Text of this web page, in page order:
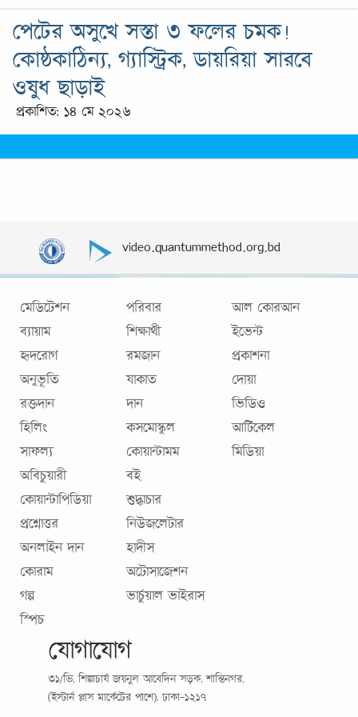
পেটের অসুখে সস্তা ৩ ফলের চমক!
কোষ্ঠকাঠিন্য, গ্যাস্ট্রিক, ডায়রিয়া সারবে
ওষুধ ছাড়াই
প্রকাশিত: ১৪ মে ২০২৬
video.quantummethod.org.bd
মেডিটেশন
ব্যায়াম
হৃদরোগ
অনুভূতি
রক্তদান
হিলিং
সাফল্য
পরিবার
শিক্ষার্থী
রমজান
যাকাত
দান
কসমোস্কুল
কোয়ান্টামম
আল কোরআন
ইভেন্ট
প্রকাশনা
দোয়া
ভিডিও
আর্টিকেল
মিডিয়া
অবিচুয়ারী
কোয়ান্টাপিডিয়া
প্রশ্নোত্তর
অনলাইন দান
কোরাম
গল্প
স্পিচ
বই
শুদ্ধাচার
নিউজলেটার
হাদীস
অটোসাজেশন
ভার্চুয়াল ভাইরাস
যোগাযোগ
৩১/ভি, শিল্পাচার্য জয়নুল আবেদিন সড়ক, শান্তিনগর,
(ইস্টার্ন প্লাস মার্কেটের পাশে), ঢাকা-১২১৭